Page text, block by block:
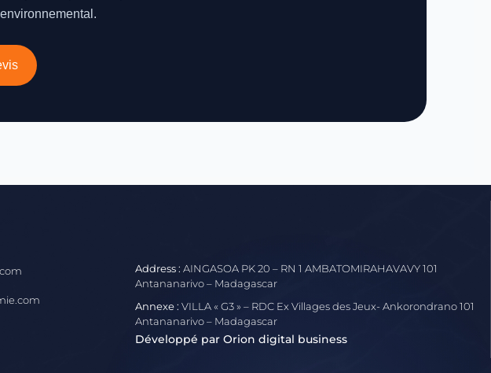
Address :AINGASOA PK 20 – RN 1 AMBATOMIRAHAVAVY 101
Antananarivo – Madagascar
Annexe :VILLA « G3 » – RDC Ex Villages des Jeux- Ankorondrano 101
Antananarivo – Madagascar
Développé par Orion digital business